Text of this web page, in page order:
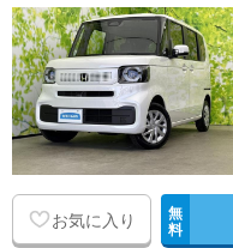
お気に入り 無
料